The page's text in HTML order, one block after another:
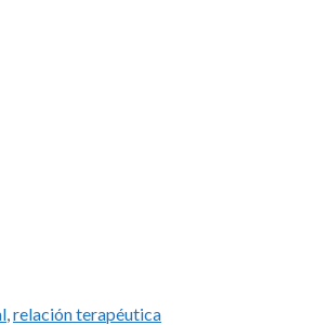
relación terapéutica